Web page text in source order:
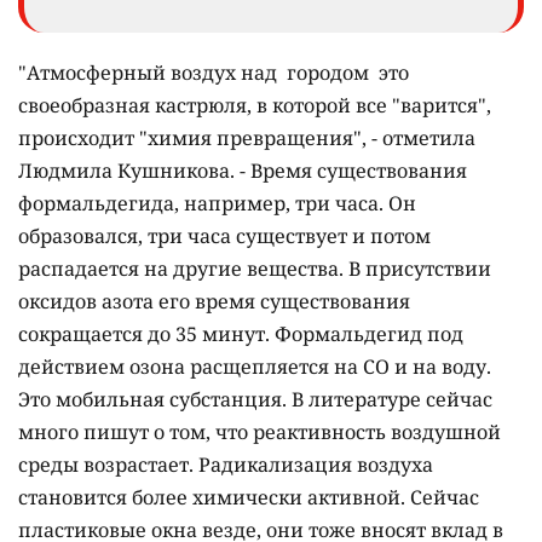
"Атмосферный воздух над городом это
своеобразная кастрюля, в которой все "варится",
происходит "химия превращения", - отметила
Людмила Кушникова. - Время существования
формальдегида, например, три часа. Он
образовался, три часа существует и потом
распадается на другие вещества. В присутствии
оксидов азота его время существования
сокращается до 35 минут. Формальдегид под
действием озона расщепляется на СО и на воду.
Это мобильная субстанция. В литературе сейчас
много пишут о том, что реактивность воздушной
среды возрастает. Радикализация воздуха
становится более химически активной. Сейчас
пластиковые окна везде, они тоже вносят вклад в